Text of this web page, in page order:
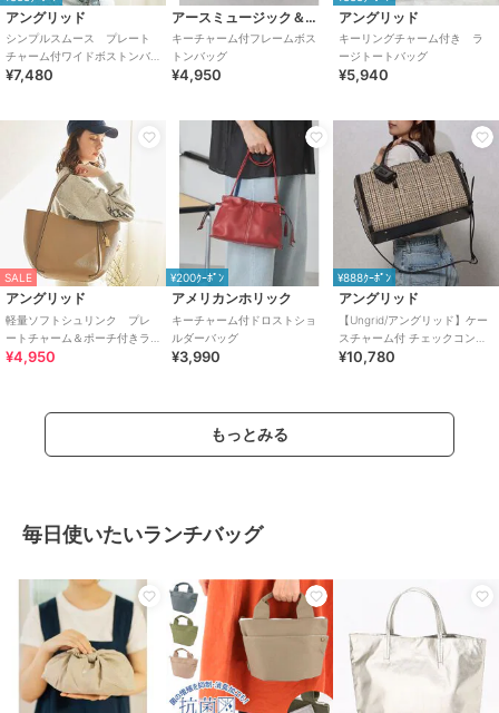
アングリッド
シンプルスムース プレート
チャーム付ワイドボストンバ
ッグ
¥7,480
アースミュージック＆エコロジー
キーチャーム付フレームボス
トンバッグ
¥4,950
アングリッド
キーリングチャーム付き ラ
ージトートバッグ
¥5,940
SALE
アングリッド
軽量ソフトシュリンク プレ
ートチャーム＆ポーチ付きラ
ージトートバッグ
¥4,950
¥200ｸｰﾎﾟﾝ
アメリカンホリック
キーチャーム付ドロストショ
ルダーバッグ
¥3,990
¥888ｸｰﾎﾟﾝ
アングリッド
【Ungrid/アングリッド】ケー
スチャーム付 チェックコンビ
キャリーオントラベルボスト
¥10,780
もっとみる
毎日使いたいランチバッグ